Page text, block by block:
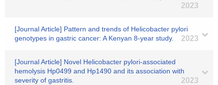
2023
[Journal Article] Pattern and trends of Helicobacter pylori
genotypes in gastric cancer: A Kenyan 8-year study.
2023
[Journal Article] Novel Helicobacter pylori-associated
hemolysis Hp0499 and Hp1490 and its association with
severity of gastritis.
2023